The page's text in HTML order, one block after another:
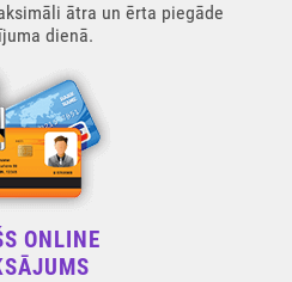
ātra un ērta piegāde
dienā.
ONLINE